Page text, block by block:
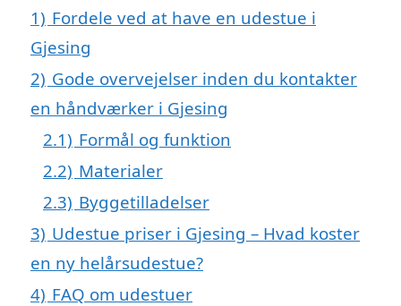
1) Fordele ved at have en udestue i
Gjesing
2) Gode overvejelser inden du kontakter
en håndværker i Gjesing
2.1) Formål og funktion
2.2) Materialer
2.3) Byggetilladelser
3) Udestue priser i Gjesing – Hvad koster
en ny helårsudestue?
4) FAQ om udestuer